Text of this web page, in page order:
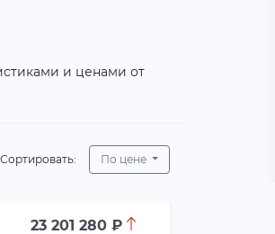
и ценами от
Сортировать: По цене
23 201 280 ₽